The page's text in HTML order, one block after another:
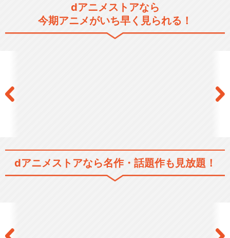
シリーズ／関連のアニメ作品
dアニメストアなら
今期アニメがいち早く見られる！
dアニメストアなら名作・話題作も見放題！